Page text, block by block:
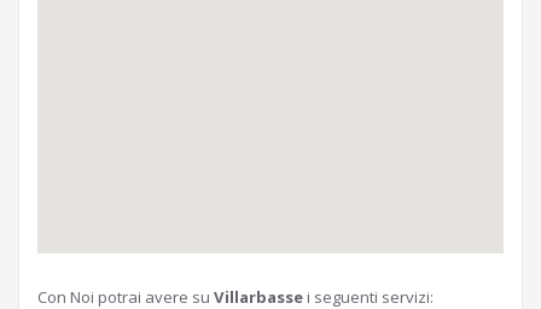
Con Noi potrai avere su Villarbasse i seguenti servizi: